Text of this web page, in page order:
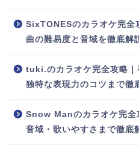
SixTONESのカラオケ完全
曲の難易度と音域を徹底解
tuki.のカラオケ完全攻略｜
独特な表現力のコツまで徹
Snow Manのカラオケ完全
音域・歌いやすさまで徹底